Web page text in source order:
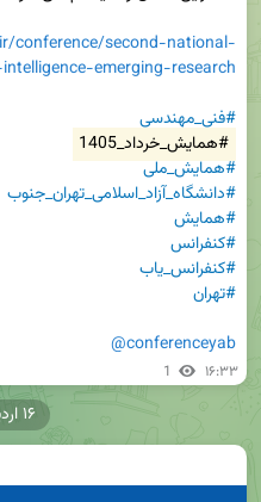
conference/second-national-
emerging-research
#فنی_مهندسی
#همایش_خرداد_1405
#همایش_ملی
#دانشگاه_آزاد_اسلامی_تهران_جنوب
#همایش
#کنفرانس
#کنفرانس_یاب
#تهران
@conferenceyab
1 ۱۶:۳۳
۱۶ اردیبهشت